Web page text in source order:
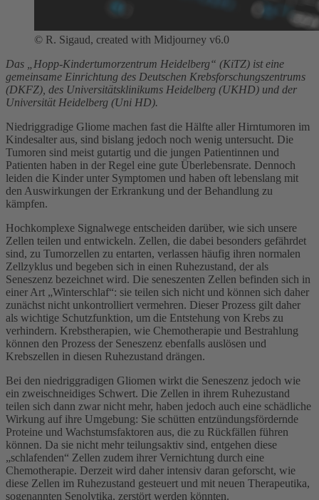
© R. Sigaud, created with Midjourney v6.0
Das „Hopp-Kindertumorzentrum Heidelberg“ (KiTZ) ist eine
gemeinsame Einrichtung des Deutschen Krebsforschungszentrums
(DKFZ), des Universitätsklinikums Heidelberg (UKHD) und der
Universität Heidelberg (Uni HD).
Niedriggradige Gliome machen fast die Hälfte aller Hirntumoren im
Kindesalter aus, sind bislang jedoch noch wenig untersucht. Die
Tumoren sind meist gutartig und die jungen Patientinnen und
Patienten haben in der Regel eine gute Überlebensrate. Dennoch
leiden die Kinder unter Symptomen und haben oft lebenslang mit
den Auswirkungen der Erkrankung und der Behandlung zu
kämpfen.
Hochkomplexe Signalwege entscheiden darüber, wie sich unsere
Zellen teilen und entwickeln. Zellen, die dabei besonders gefährdet
sind, zu Tumorzellen zu entarten, verlassen häufig ihren normalen
Zellzyklus und begeben sich in einen Ruhezustand, der als
Seneszenz bezeichnet wird. Die seneszenten Zellen befinden sich in
einer Art „Winterschlaf“: sie teilen sich nicht und können sich daher
zunächst nicht unkontrolliert vermehren. Dieser Prozess gilt daher
als wichtige Schutzfunktion, um die Entstehung von Krebs zu
verhindern. Krebstherapien, wie Chemotherapie und Bestrahlung
können den Prozess der Seneszenz ebenfalls auslösen und
Krebszellen in diesen Ruhezustand drängen.
Bei den niedriggradigen Gliomen wirkt die Seneszenz jedoch wie
ein zweischneidiges Schwert. Die Zellen in ihrem Ruhezustand
teilen sich dann zwar nicht mehr, haben jedoch auch eine schädliche
Wirkung auf ihre Umgebung: Sie schütten entzündungsfördernde
Proteine und Wachstumsfaktoren aus, die zu Rückfällen führen
können. Da sie nicht mehr teilungsaktiv sind, entgehen diese
„schlafenden“ Zellen zudem ihrer Vernichtung durch eine
Chemotherapie. Derzeit wird daher intensiv daran geforscht, wie
diese Zellen im Ruhezustand gesteuert und mit neuen Therapeutika,
sogenannten Senolytika, zerstört werden könnten.